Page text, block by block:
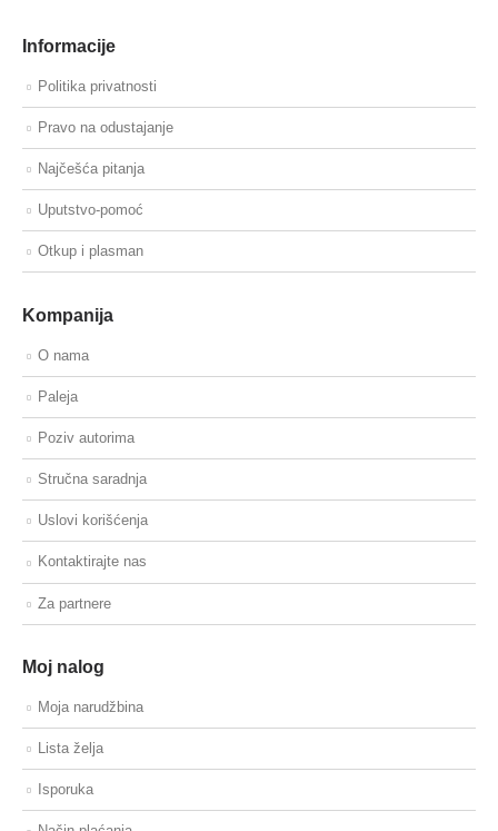
Informacije
Politika privatnosti
Pravo na odustajanje
Najčešća pitanja
Uputstvo-pomoć
Otkup i plasman
Kompanija
O nama
Paleja
Poziv autorima
Stručna saradnja
Uslovi korišćenja
Kontaktirajte nas
Za partnere
Moj nalog
Moja narudžbina
Lista želja
Isporuka